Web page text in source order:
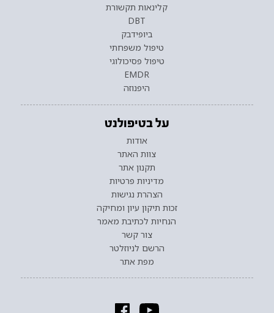
קלינאות תקשורת
DBT
ביופידבק
טיפול משפחתי
טיפול פסיכולוגי
EMDR
היפנוזה
על בטיפולנט
אודות
צוות האתר
תקנון אתר
מדיניות פרטיות
הצהרת נגישות
זכות תיקון עיון ומחיקה
הנחיות לכתיבת מאמר
צור קשר
הרשם לניוזלטר
מפת אתר